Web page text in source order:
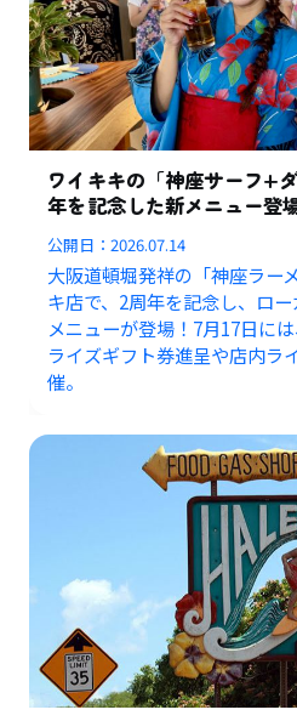
ワイキキの「神座サーフ+
年を記念した新メニュー登
公開日：2026.07.14
大阪道頓堀発祥の「神座ラー
キ店で、2周年を記念し、ロ
メニューが登場！7月17日に
ライズギフト券進呈や店内ラ
催。